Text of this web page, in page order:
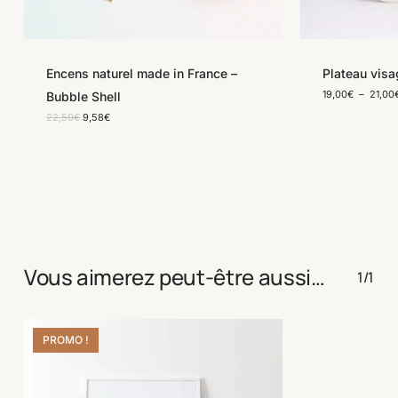
Encens naturel made in France –
Bubble Shell
22,50€ Le
9,58€Le
Plateau
19,00€ – 21,00
Vous aimerez peut-être aussi… 1/1
Save
PROMO !